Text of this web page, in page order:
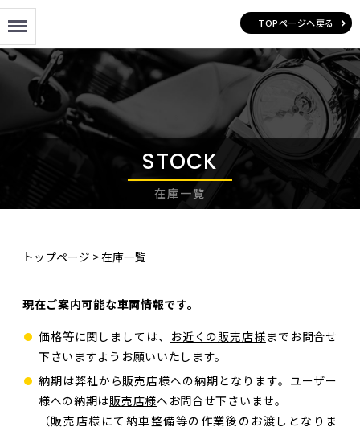
STOCK
在庫一覧
トップページ >在庫一覧
現在ご案内可能な車両情報です。
価格等に関しましては、
お近くの販売店様までお問合せ
下さいますようお願いいたします。
納期は弊社から販売店様への納期となります。ユーザー
様への納期は販売店様へお問合せ下さいませ。
（販売店様にて納車整備等の作業後のお渡しとなりま
TOPページへ戻る